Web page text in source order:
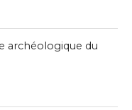
archéologique du